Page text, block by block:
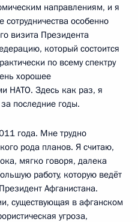
направлениям, и я
сотрудничества особенно
визита Президента
который состоится
по всему спектру
хорошее
НАТО. Здесь как раз, я
последние годы.
года. Мне трудно
рода планов. Я считаю,
мягко говоря, далека
работу, которую ведёт
Афганистана.
существующая в афганском
угроза,